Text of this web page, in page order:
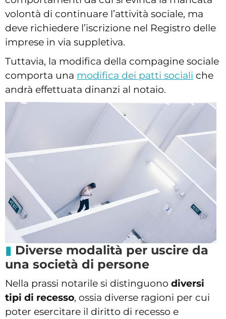
volontà di continuare l’attività sociale, ma
deve richiedere l’iscrizione nel Registro delle
imprese in via suppletiva.
Tuttavia, la modifica della compagine sociale
comporta una modifica dei patti sociali che
andrà effettuata dinanzi al notaio.
Diverse modalità per uscire da
una società di persone
Nella prassi notarile si distinguono diversi
tipi di recesso, ossia diverse ragioni per cui
poter esercitare il diritto di recesso e